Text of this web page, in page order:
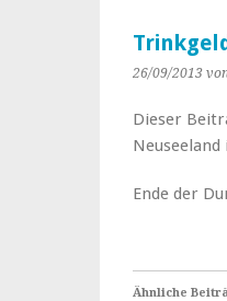
26/09/2013
Dieser
Ende der
Ähnliche